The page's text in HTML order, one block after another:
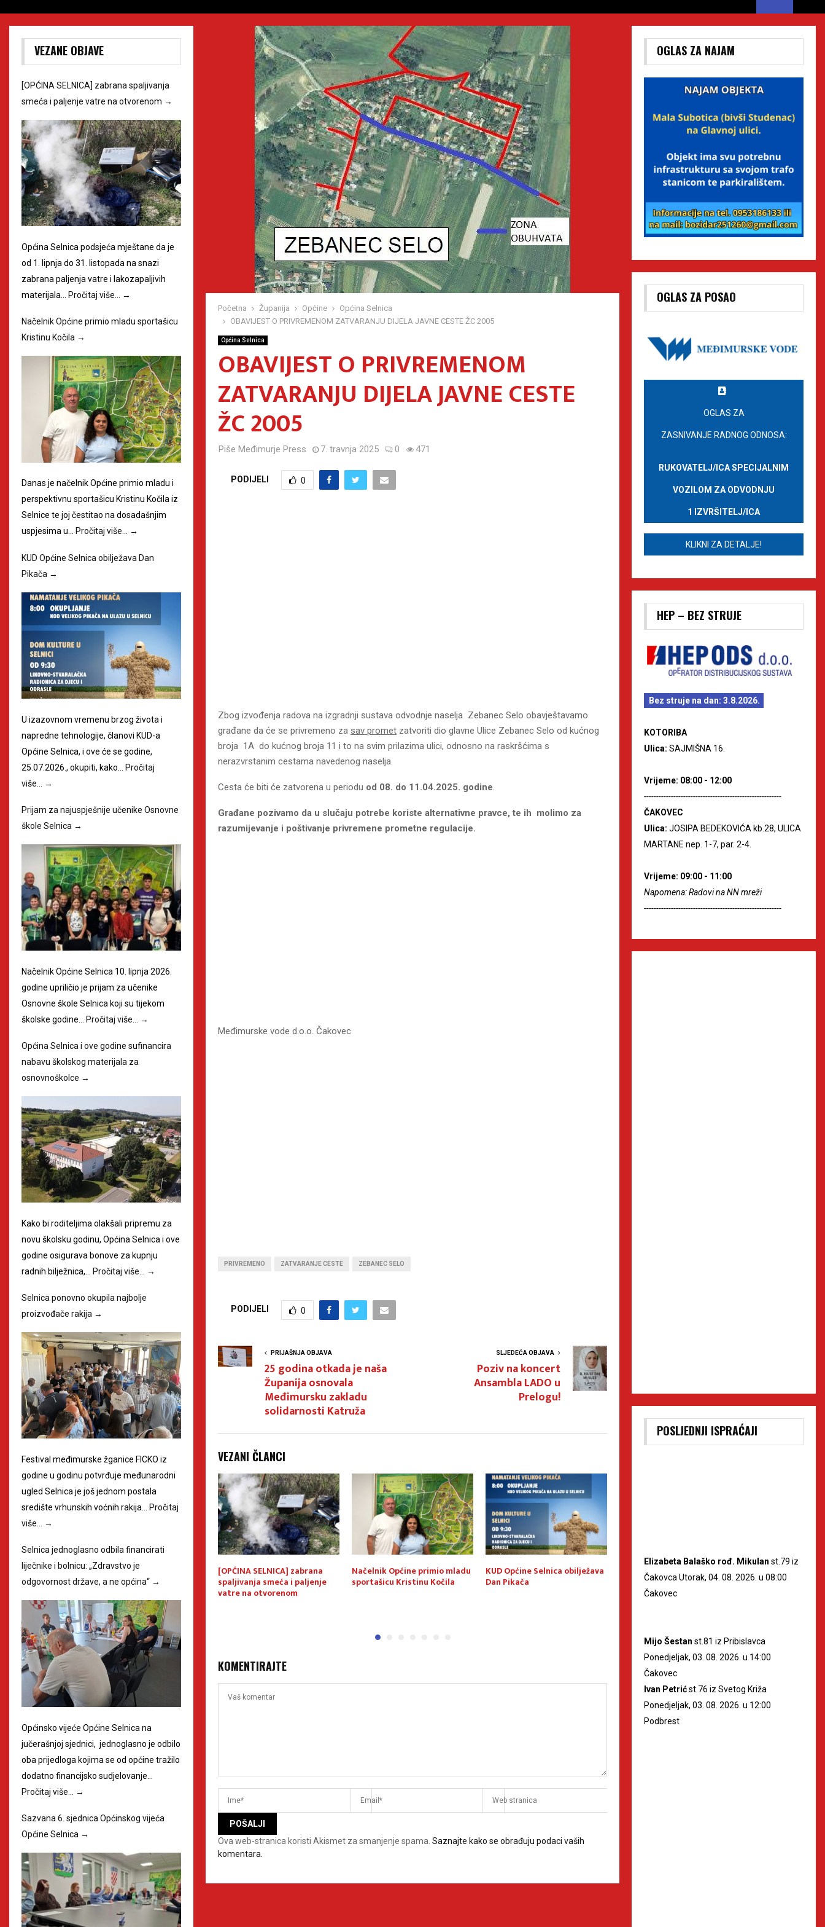
Početna Županija Općine
Općina Selnica
OBAVIJEST O PRIVREMENOM ZATVARANJU DIJELA JAVNE CESTE ŽC 2005
Općina Selnica
OBAVIJEST O PRIVREMENOM
ZATVARANJU DIJELA JAVNE CESTE
ŽC 2005
Piše Međimurje Press 7. travnja 2025 0 471
PODIJELI 0
Zbog izvođenja radova na izgradnji sustava odvodnje naselja Zebanec Selo obavještavamo
građane da će se privremeno za sav promet zatvoriti dio glavne Ulice Zebanec Selo od kućnog
broja 1A do kućnog broja 11 i to na svim prilazima ulici, odnosno na raskršćima s
nerazvrstanim cestama navedenog naselja.
Cesta će biti će zatvorena u periodu od 08. do 11.04.2025. godine
Građane pozivamo da u slučaju potrebe koriste alternativne pravce, te ih molimo za
razumijevanje i poštivanje privremene prometne regulacije.
Međimurske vode d.o.o. Čakovec
PRIVREMENO ZATVARANJE CESTE ZEBANEC SELO
PODIJELI 0
PRIJAŠNJA OBJAVA
25 godina otkada je naša
Županija osnovala
Međimursku zakladu
solidarnosti Katruža
SLJEDEĆA OBJAVA
Poziv na koncert
Ansambla LADO u
Prelogu!
VEZANI ČLANCI
kandidata
Općine
Sazvana 5. sjednica Općinskog
vijeća Općine Selnica
[OPĆINA SELNICA] zabrana
spaljivanja smeća i paljenje
vatre na otvorenom
Načelnik Općine primio mladu
sportašicu Kristinu Kočila
KUD Općine Selnica obilježava
Dan Pikača
Prijam za najuspješnije
učenike Osnovne škole Selnica
Općina Selnica i
sufinancira
KOMENTIRAJTE
Ova web-stranica koristi Akismet za smanjenje spama. Saznajte kako se obrađuju podaci vaših
komentara.
VEZANE OBJAVE
[OPĆINA SELNICA] zabrana spaljivanja
smeća i paljenje vatre na otvorenom →
Općina Selnica podsjeća mještane da je
od 1. lipnja do 31. listopada na snazi
zabrana paljenja vatre i lakozapaljivih
materijala… Pročitaj više… →
Načelnik Općine primio mladu sportašicu
Kristinu Kočila →
Danas je načelnik Općine primio mladu i
perspektivnu sportašicu Kristinu Kočila iz
Selnice te joj čestitao na dosadašnjim
uspjesima u… Pročitaj više… →
KUD Općine Selnica obilježava Dan
Pikača →
U izazovnom vremenu brzog života i
napredne tehnologije, članovi KUD-a
Općine Selnica, i ove će se godine,
25.07.2026., okupiti, kako…
Pročitaj
više…
→
Prijam za najuspješnije učenike Osnovne
škole Selnica →
Načelnik Općine Selnica 10. lipnja 2026.
godine upriličio je prijam za učenike
Osnovne škole Selnica koji su tijekom
školske godine…
Pročitaj više… →
Općina Selnica i ove godine sufinancira
nabavu školskog materijala za
osnovnoškolce →
Kako bi roditeljima olakšali pripremu za
novu školsku godinu, Općina Selnica i ove
godine osigurava bonove za kupnju
radnih bilježnica,…
Pročitaj više… →
Selnica ponovno okupila najbolje
proizvođače rakija →
Festival međimurske žganice FICKO iz
godine u godinu potvrđuje međunarodni
ugled Selnica je još jednom postala
središte vrhunskih voćnih rakija… Pročitaj
više… →
Selnica jednoglasno odbila financirati
liječnike i bolnicu: „Zdravstvo je
odgovornost države, a ne općina“ →
Općinsko vijeće Općine Selnica na
jučerašnjoj sjednici, jednoglasno je odbilo
oba prijedloga kojima se od općine tražilo
dodatno financijsko sudjelovanje…
Pročitaj više…
→
Sazvana 6. sjednica Općinskog vijeća
Općine Selnica →
OGLAS ZA NAJAM
OGLAS ZA POSAO
OGLAS ZA
ZASNIVANJE RADNOG ODNOSA:
RUKOVATELJ/ICA SPECIJALNIM
VOZILOM ZA ODVODNJU
1 IZVRŠITELJ/ICA
KLIKNI ZA DETALJE!
HEP – BEZ STRUJE
Bez struje na dan: 3.8.2026.
KOTORIBA
Ulica: SAJMIŠNA 16.
Vrijeme: 08:00 - 12:00
--------------------------------------------------------
ČAKOVEC
Ulica: JOSIPA BEDEKOVIĆA kb.28, ULICA
MARTANE nep. 1-7, par. 2-4.
Vrijeme: 09:00 - 11:00
Napomena: Radovi na NN mreži
--------------------------------------------------------
POSLJEDNJI ISPRAĆAJI
Elizabeta Balaško rođ. Mikulan st.79 iz
Čakovca Utorak, 04. 08. 2026. u 08:00
Čakovec
Mijo Šestan st.81 iz Pribislavca
Ponedjeljak, 03. 08. 2026. u 14:00
Čakovec
Ivan Petrićst.76 iz Svetog Križa
Ponedjeljak, 03. 08. 2026. u 12:00
Podbrest